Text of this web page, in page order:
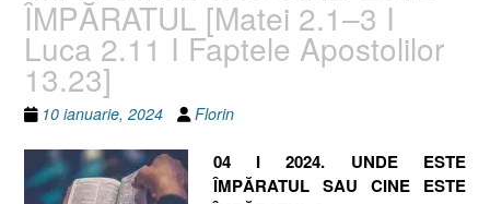
ÎMPĂRATUL [Matei 2.1–3 I
Luca 2.11 I Faptele Apostolilor
13.23]
10 ianuarie, 2024 Florin
04 I 2024. UNDE ESTE
ÎMPĂRATUL SAU CINE ESTE